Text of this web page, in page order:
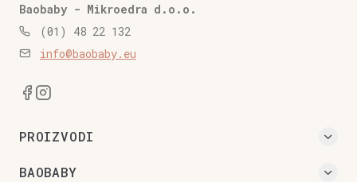
Baobaby - Mikroedra d.o.o.
(01) 48 22 132
info@baobaby.eu
PROIZVODI
BAOBABY